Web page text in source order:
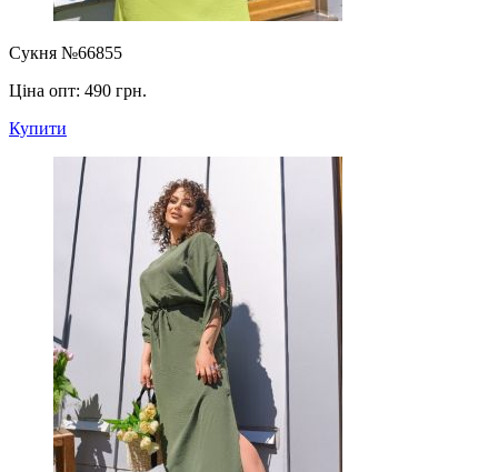
Сукня №66855
Ціна опт: 490 грн.
Купити